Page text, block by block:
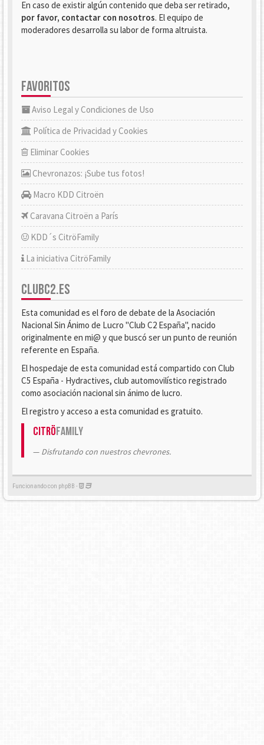
En caso de existir algún contenido que deba ser retirado,
por favor, contactar con nosotros. El equipo de
moderadores desarrolla su labor de forma altruista.
FAVORITOS
Aviso Legal y Condiciones de Uso
Política de Privacidad y Cookies
Eliminar Cookies
Chevronazos: ¡Sube tus fotos!
Macro KDD Citroën
Caravana Citroën a París
KDD´s CitröFamily
La iniciativa CitröFamily
CLUBC2.ES
Esta comunidad es el foro de debate de la Asociación
Nacional Sin Ánimo de Lucro "Club C2 España", nacido
originalmente en mi@ y que buscó ser un punto de reunión
referente en España.
El hospedaje de esta comunidad está compartido con Club
C5 España - Hydractives, club automovilístico registrado
como asociación nacional sin ánimo de lucro.
El registro y acceso a esta comunidad es gratuito.
CitröFamily
Disfrutando con nuestros chevrones.
Funcionando con phpBB -